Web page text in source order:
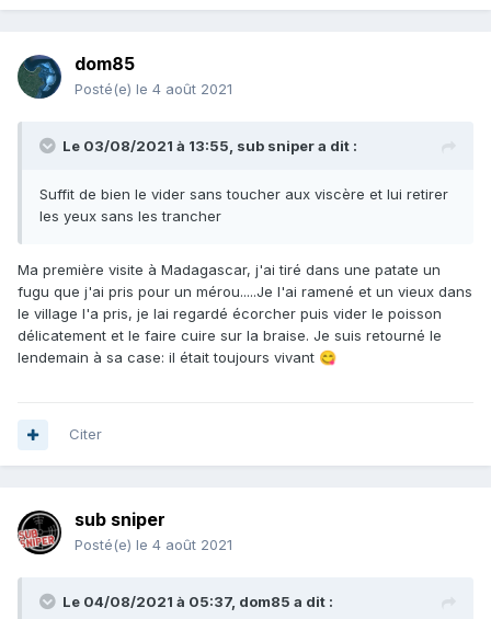
dom85
Posté(e) le 4 août 2021
Le 03/08/2021 à 13:55, sub snipera dit :
Suffit de bien le vider sans toucher aux viscère et lui retirer
les yeux sans les trancher
Ma première visite à Madagascar, j'ai tiré dans une patate un
fugu que j'ai pris pour un mérou.....Je l'ai ramené et un vieux dans
le village l'a pris, je lai regardé écorcher puis vider le poisson
délicatement et le faire cuire sur la braise. Je suis retourné le
lendemain à sa case: il était toujours vivant 😋
Citer
sub sniper
Posté(e) le 4 août 2021
Le 04/08/2021 à 05:37, dom85 a dit :